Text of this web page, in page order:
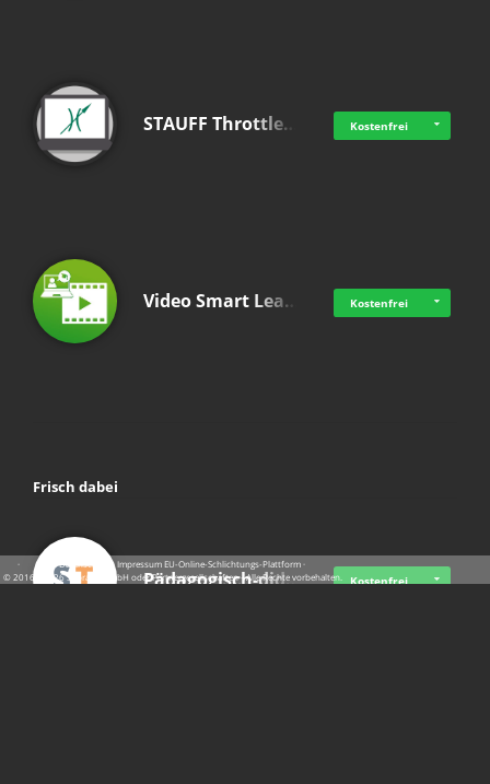
STAUFF Throttle… Kostenfrei
Video Smart Lea… Kostenfrei
Frisch dabei
Pädagogisch-did… Kostenfrei
· · ·Datenschutz ·Impressum EU-Online-Schlichtungs-Plattform·
© 2016 - 2026 SupraTix GmbH oder Partnergesellschaften - Alle Rechte vorbehalten.